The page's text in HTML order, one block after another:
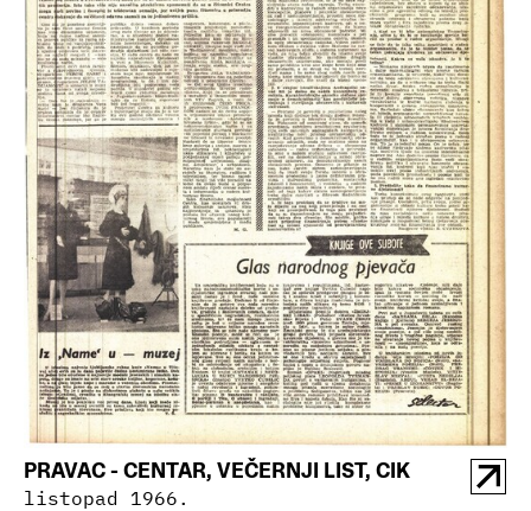
PRAVAC - CENTAR, VEČERNJI LIST, CIK
listopad 1966.